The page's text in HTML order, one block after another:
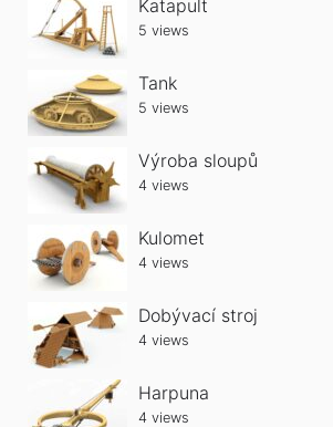
Katapult
5 views
Tank
5 views
Výroba sloupů
4 views
Kulomet
4 views
Dobývací stroj
4 views
Harpuna
4 views